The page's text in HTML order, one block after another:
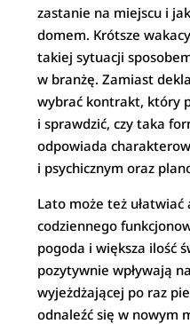
zastanie na miejscu i
domem. Krótsze
takiej sytuacji
w branżę. Zamiast
wybrać kontrakt, który
i sprawdzić, czy taka
odpowiada
i psychicznym oraz
Lato może też
codziennego
pogoda i większa ilość
pozytywnie wpływają
wyjeżdżającej po raz
odnaleźć się w nowym